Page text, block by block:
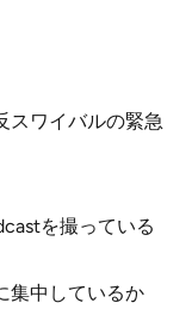
スワイバルの緊急
を撮っている
集中しているか